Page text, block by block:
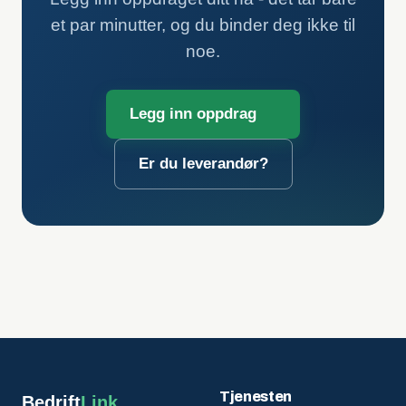
et par minutter, og du binder deg ikke til
noe.
Legg inn oppdrag
Er du leverandør?
Tjenesten